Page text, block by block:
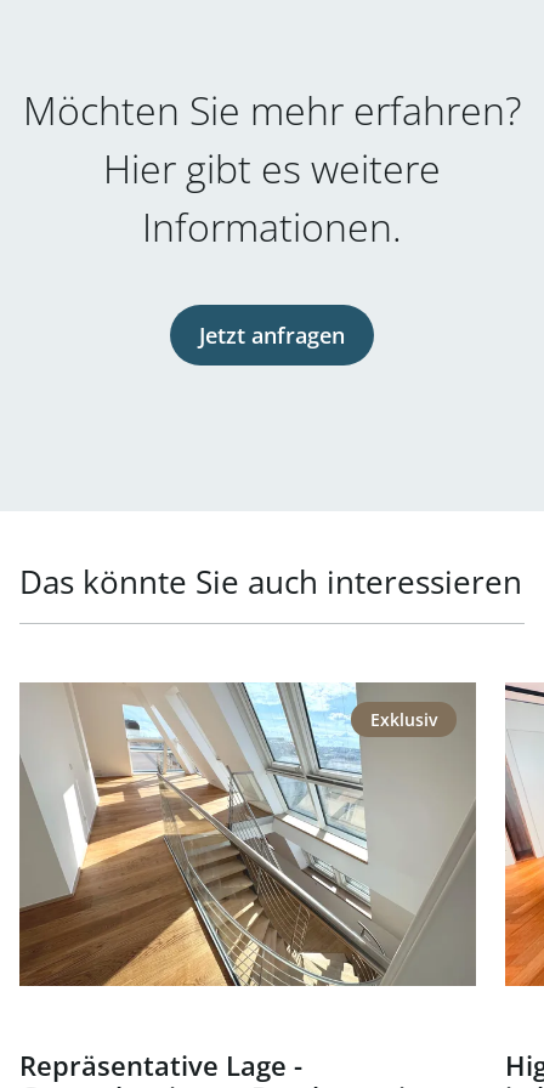
Möchten Sie mehr erfahren?
Hier gibt es weitere
Informationen.
Jetzt anfragen
Das könnte Sie auch interessieren
Link zur Seite Repräsentative Lage - Generalsaniertes
Exklusiv
Repräsentative Lage -